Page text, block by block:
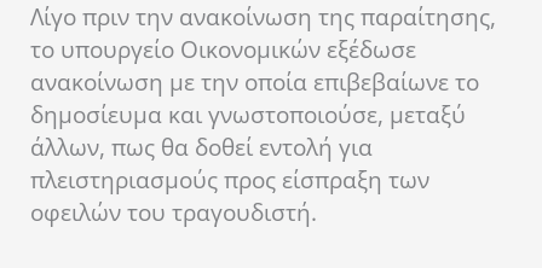
Λίγο πριν την ανακοίνωση της παραίτησης,
το υπουργείο Οικονομικών εξέδωσε
ανακοίνωση με την οποία επιβεβαίωνε το
δημοσίευμα και γνωστοποιούσε, μεταξύ
άλλων, πως θα δοθεί εντολή για
πλειστηριασμούς προς είσπραξη των
οφειλών του τραγουδιστή.